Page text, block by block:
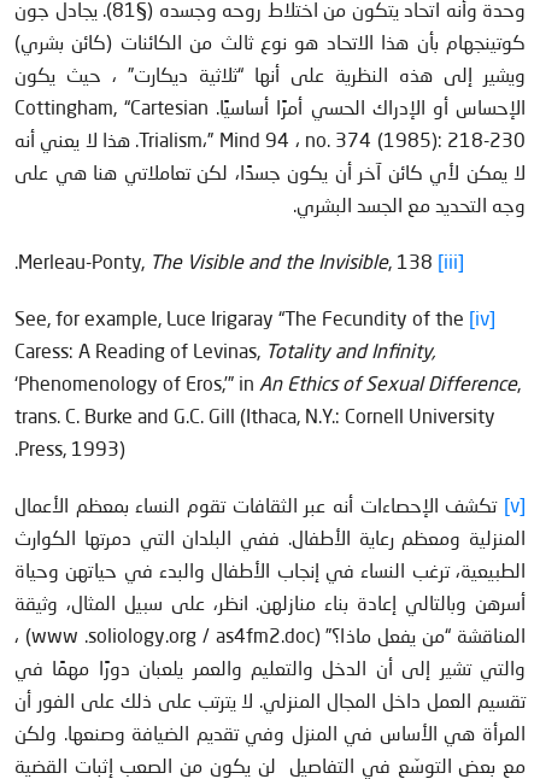
وحدة وأنه اتحاد يتكون من اختلاط روحه وجسده (§81). يجادل جون
كوتينجهام بأن هذا الاتحاد هو نوع ثالث من الكائنات (كائن بشري)
ويشير إلى هذه النظرية على أنها “ثلاثية ديكارت” ، حيث يكون
الإحساس أو الإدراك الحسي أمرًا أساسيًا. Cottingham, “Cartesian
Trialism،” Mind 94 ، no. 374 (1985): 218-230. هذا لا يعني أنه
لا يمكن لأي كائن آخر أن يكون جسدًا، لكن تعاملاتي هنا هي على
وجه التحديد مع الجسد البشري.
[iii]
The Visible and the Invisible, 138.
[iv]
See, for example, Luce Irigaray “The Fecundity of the
Caress: A Reading of Levinas, Totality and Infinity,
‘Phenomenology of Eros,’” in An Ethics of Sexual Difference,
trans. C. Burke and G.C. Gill (Ithaca, N.Y.: Cornell University
Press, 1993).
[v]
تكشف الإحصاءات أنه عبر الثقافات تقوم النساء بمعظم الأعمال
المنزلية ومعظم رعاية الأطفال. ففي البلدان التي دمرتها الكوارث
الطبيعية، ترغب النساء في إنجاب الأطفال والبدء في حياتهن وحياة
أسرهن وبالتالي إعادة بناء منازلهن. انظر، على سبيل المثال، وثيقة
المناقشة “من يفعل ماذا؟” (www .soliology.org / as4fm2.doc) ،
والتي تشير إلى أن الدخل والتعليم والعمر يلعبان دورًا مهمًا في
تقسيم العمل داخل المجال المنزلي. لا يترتب على ذلك على الفور أن
المرأة هي الأساس في المنزل وفي تقديم الضيافة وصنعها. ولكن
مع بعض التوسّع في التفاصيل لن يكون من الصعب إثبات القضية